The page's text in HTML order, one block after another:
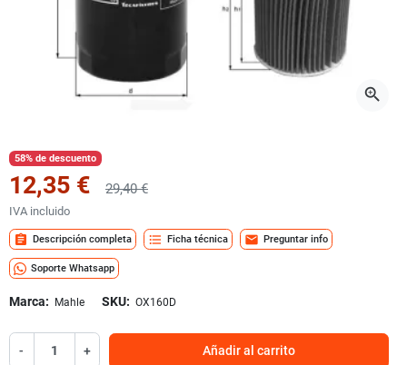
zoom_in
58% de descuento
12,35 € 29,40 €
IVA incluido
assignment Descripción completa format_list_bulleted Ficha técnica mail Preguntar info
Soporte Whatsapp
Marca: Mahle SKU: OX160D
- + Añadir al carrito